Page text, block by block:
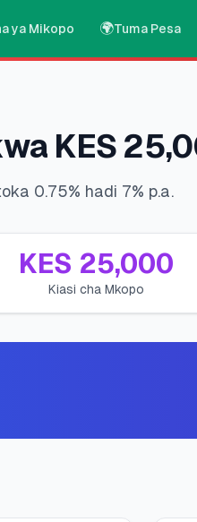
ya Mikopo 🌍Tuma Pesa
KES
0.75% hadi 7% p.a.
KES 25,000
Kiasi cha Mkopo